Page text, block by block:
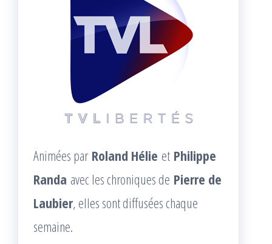
Animées par Roland Hélie et Philippe
Randa avec les chroniques de Pierre de
Laubier, elles sont diffusées chaque
semaine.